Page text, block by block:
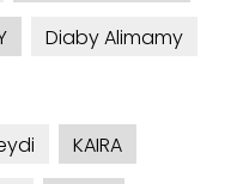
Diaby Alimamy
KAIRA